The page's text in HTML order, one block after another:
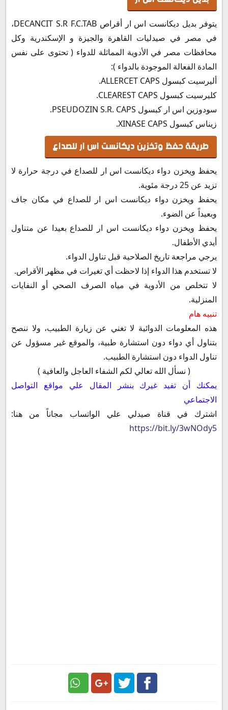
يتوفر بديل ديكانست اس ار أقراص DECANCIT S.R F.C.TAB،
في مصر في صيدليات القاهرة والجيزة و الإسكندرية وكل
محافظات مصر في الأدوية المماثلة للدواء ( تحتوى على نفس
المادة الفعالة الموجودة بالدواء ):
أليرسيت كبسول ALLERCET CAPS.
كليرسيت كبسول CLEAREST CAPS.
سودوزين اس ار كبسول PSEUDOZIN S.R. CAPS.
زيناس كبسول XINASE CAPS.
طريقة حفظ وتخزين ديكانست اس ار للصداع
يحفظ ويخزن دواء ديكانست اس ار للصداع في درجة حرارة لا
تزيد عن 25 درجة مئوية.
يحفظ ويخزن دواء ديكانست اس ار للصداع في مكان جاف
وبعيداً عن الضوء.
يحفظ ويخزن دواء ديكانست اس ار للصداع بعيدا عن متناول
أيدي الأطفال.
يرجي مراجعة تاريخ الصلاحية قبل تناول الدواء.
لا تستخدم هذا الدواء إذا لاحظت أي تغيرات في مظهر الأقراص.
لا تتخلص من الأدوية في مياه الصرف الصحي أو النفايات
المنزلية.
تنبيه هام
هذه المعلومات الدوائية لا تغني عن زيارة الطبيب، ولا ننصح
بتناول أي دواء دون استشارة طبية، والموقع غير مسؤول عن
تناول الدواء دون استشارة الطبيب.
( نسأل الله تعالي لكم الشفاء العاجل والعافية )
يمكنك أن تفيد غيرك بنشر المقال علي مواقع التواصل
الاجتماعي
اشترك في قناة صيدلي علي الواتساب مجاناً من هنا:
https://bit.ly/3wNOdy5